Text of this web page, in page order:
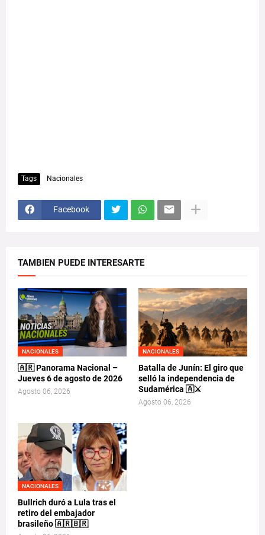
Tags Nacionales
Facebook
TAMBIEN PUEDE INTERESARTE
NACIONALES
🇦🇷 Panorama Nacional –
Jueves 6 de agosto de 2026
Agosto 06, 2026
NACIONALES
Batalla de Junín: El giro que
selló la independencia de
Sudamérica 🇦⚔️
Agosto 06, 2026
NACIONALES
Bullrich duró a Lula tras el
retiro del embajador
brasileño 🇦🇷🇧🇷